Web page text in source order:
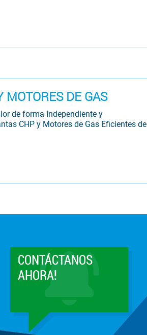
MOTORES DE GAS
de forma Independiente y
CHP y Motores de Gas Eficientes de
CONTÁCTANOS
AHORA!